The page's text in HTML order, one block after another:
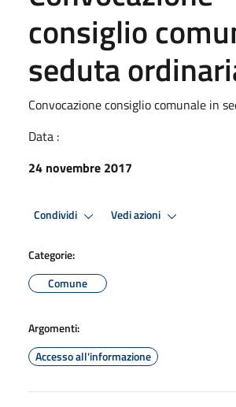
consiglio
seduta
Convocazione consiglio comunale in
Data :
24 novembre 2017
Condividi Vedi azioni
Categorie:
Comune
Argomenti:
Accesso all'informazione